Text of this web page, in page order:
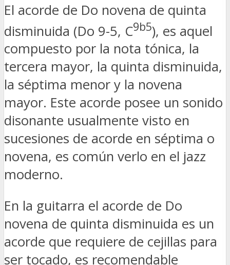
El acorde de Do novena de quinta
disminuida (Do 9-5, C9b5), es aquel
compuesto por la nota tónica, la
tercera mayor, la quinta disminuida,
la séptima menor y la novena
mayor. Este acorde posee un sonido
disonante usualmente visto en
sucesiones de acorde en séptima o
novena, es común verlo en el jazz
moderno.
En la guitarra el acorde de Do
novena de quinta disminuida es un
acorde que requiere de cejillas para
ser tocado, es recomendable